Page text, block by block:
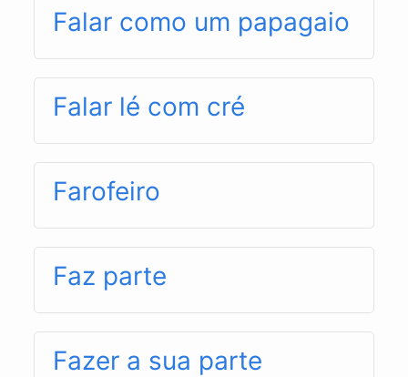
Falar como um papagaio
Falar lé com cré
Farofeiro
Faz parte
Fazer a sua parte